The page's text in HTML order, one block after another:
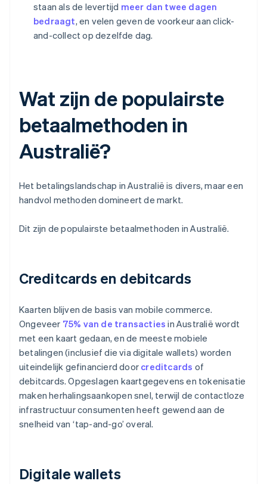
staan als de levertijd meer dan twee dagen
bedraagt, en velen geven de voorkeur aan click-
and-collect op dezelfde dag.
Wat zijn de populairste
betaalmethoden in
Australië?
Het betalingslandschap in Australië is divers, maar een
handvol methoden domineert de markt.
Dit zijn de populairste betaalmethoden in Australië.
Creditcards en debitcards
Kaarten blijven de basis van mobile commerce.
Ongeveer 75% van de transacties in Australië wordt
met een kaart gedaan, en de meeste mobiele
betalingen (inclusief die via digitale wallets) worden
uiteindelijk gefinancierd door creditcards of
debitcards. Opgeslagen kaartgegevens en tokenisatie
maken herhalingsaankopen snel, terwijl de contactloze
infrastructuur consumenten heeft gewend aan de
snelheid van ‘tap-and-go’ overal.
Digitale wallets